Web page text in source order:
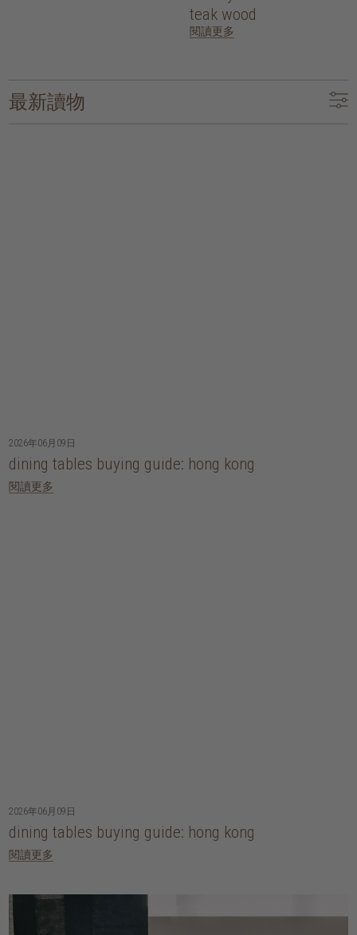
teak wood
閱讀更多
最新讀物
2026年06月09日
dining tables buying guide: hong kong
閱讀更多
2026年06月09日
dining tables buying guide: hong kong
閱讀更多